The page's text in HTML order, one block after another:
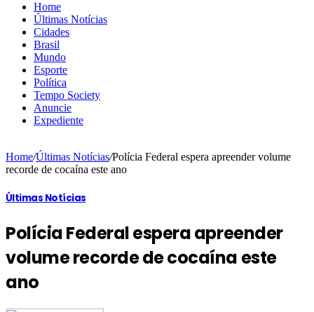
Home
Últimas Notícias
Cidades
Brasil
Mundo
Esporte
Política
Tempo Society
Anuncie
Expediente
Home/Últimas Notícias/Polícia Federal espera apreender volume
recorde de cocaína este ano
Últimas Notícias
Polícia Federal espera apreender
volume recorde de cocaína este
ano